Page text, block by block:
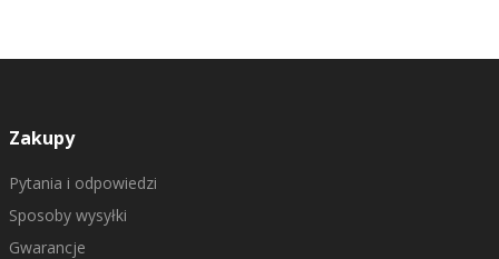
Zakupy
Pytania i odpowiedzi
Sposoby wysyłki
Gwarancje